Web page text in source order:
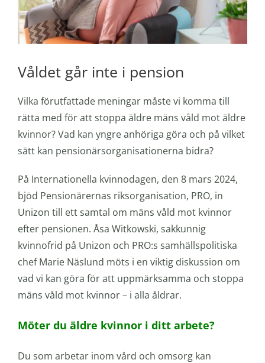
Våldet går inte i pension
Vilka förutfattade meningar måste vi komma till
rätta med för att stoppa äldre mäns våld mot äldre
kvinnor? Vad kan yngre anhöriga göra och på vilket
sätt kan pensionärsorganisationerna bidra?
På Internationella kvinnodagen, den 8 mars 2024,
bjöd Pensionärernas riksorganisation, PRO, in
Unizon till ett samtal om mäns våld mot kvinnor
efter pensionen. Åsa Witkowski, sakkunnig
kvinnofrid på Unizon och PRO:s samhällspolitiska
chef Marie Näslund möts i en viktig diskussion om
vad vi kan göra för att uppmärksamma och stoppa
mäns våld mot kvinnor – i alla åldrar.
Möter du äldre kvinnor i ditt arbete?
Du som arbetar inom vård och omsorg kan